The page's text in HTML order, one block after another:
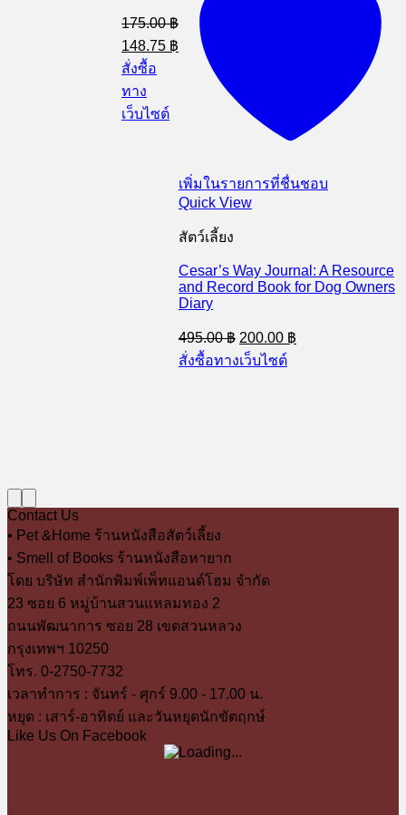
175.00฿
Original
price
was:
175.00 ฿.
148.75 ฿ Current
price
148.75 ฿.
สั่งซื้อ
ทาง
เว็บไซต์
เพิ่มในรายการที่ชื่นชอบ
Quick View
สัตว์เลี้ยง
Cesar’s Way Journal: A Resource
and Record Book for Dog Owners
Diary
495.00฿ Original
price
was:
200.00 ฿Current
price
สั่งซื้อทางเว็บไซต์
Contact Us
• Pet &Home ร้านหนังสือสัตว์เลี้ยง
• Smell of Books ร้านหนังสือหายาก
โดย บริษัท สำนักพิมพ์เพ็ทแอนด์โฮม จำกัด
23 ซอย 6 หมู่บ้านสวนแหลมทอง 2
ถนนพัฒนาการ ซอย 28 เขตสวนหลวง
กรุงเทพฯ 10250
โทร. 0-2750-7732
เวลาทำการ : จันทร์ - ศุกร์ 9.00 - 17.00 น.
หยุด : เสาร์-อาทิตย์ และวันหยุดนักขัตฤกษ์
Like Us On Facebook